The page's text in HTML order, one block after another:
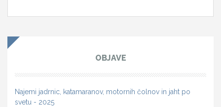
OBJAVE
Najemi jadrnic, katamaranov, motornih čolnov in jaht po
svetu - 2025